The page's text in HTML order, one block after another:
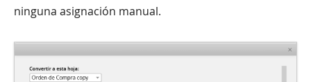
ninguna asignación manual.